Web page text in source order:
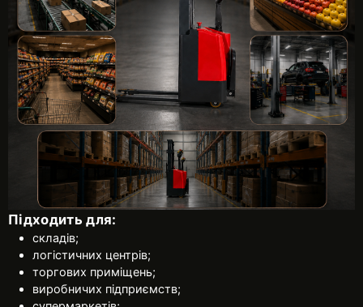
Підходить для:
складів;
логістичних центрів;
торгових приміщень;
виробничих підприємств;